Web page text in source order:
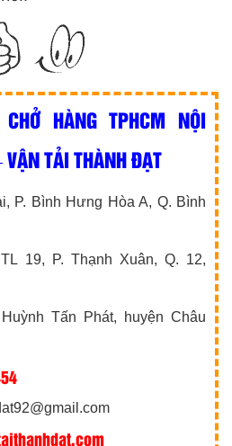
HÀNG TPHCM NỘI
TẢI THÀNH ĐẠT
P. Bình Hưng Hòa A, Q. Bình
19, P. Thạnh Xuân, Q. 12,
Tấn Phát, huyện Châu